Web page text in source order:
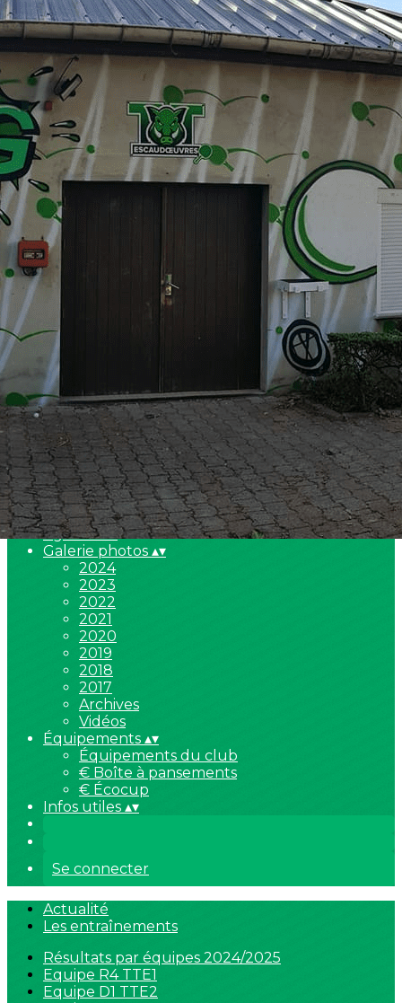
Exporter les lignes sélectionnées
Exporter toutes les colonnes
Exporter uniquement les colonnes affichées
Menu
Ajoutez un logo, un bouton, des réseaux sociaux
Cliquez pour éditer
Accueil
Le club
Les entraînements
Nos résultats
Résultats par équipes 2024/2025
Equipe D2 TTE5
Equipe D3 TTE6
Equipe 1 jeune
Joueurs▴▾
Adhésion▴▾
Dons▴▾
Notre projet, votre soutien
campagne de don 2022
Agenda▴ ▾
Galerie photos ▴▾
2024
2023
2022
2021
2020
2019
2018
2017
Archives
Vidéos
Équipements ▴▾
Équipements du club
€ Boîte à pansements
€ Écocup
Infos utiles ▴▾
Se connecter
Actualité
Les entraînements
Résultats par équipes 2024/2025
Equipe R4 TTE1
Equipe D1 TTE2